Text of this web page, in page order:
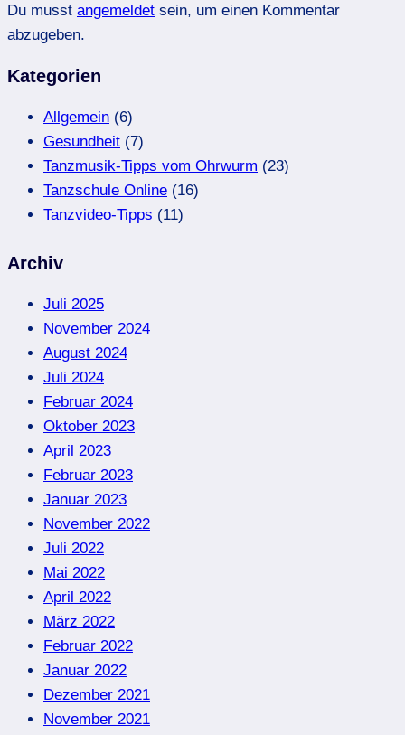
Du musst angemeldet sein, um einen Kommentar
abzugeben.
Kategorien
Allgemein (6)
Gesundheit (7)
Tanzmusik-Tipps vom Ohrwurm (23)
Tanzschule Online (16)
Tanzvideo-Tipps (11)
Archiv
Juli 2025
November 2024
August 2024
Juli 2024
Februar 2024
Oktober 2023
April 2023
Februar 2023
Januar 2023
November 2022
Juli 2022
Mai 2022
April 2022
März 2022
Februar 2022
Januar 2022
Dezember 2021
November 2021